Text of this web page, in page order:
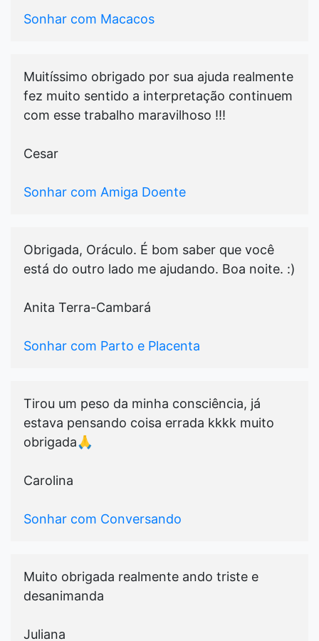
Sonhar com Macacos
Muitíssimo obrigado por sua ajuda realmente
fez muito sentido a interpretação continuem
com esse trabalho maravilhoso !!!
Cesar
Sonhar com Amiga Doente
Obrigada, Oráculo. É bom saber que você
está do outro lado me ajudando. Boa noite. :)
Anita Terra-Cambará
Sonhar com Parto e Placenta
Tirou um peso da minha consciência, já
estava pensando coisa errada kkkk muito
obrigada🙏
Carolina
Sonhar com Conversando
Muito obrigada realmente ando triste e
desanimanda
Juliana